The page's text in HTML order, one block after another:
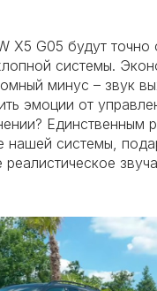
X5 G05 будут точно
системы.
минус – звук
эмоции от
Единственным
нашей системы,